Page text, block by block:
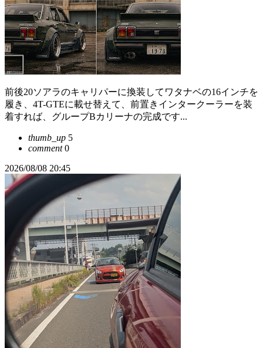
前後20ソアラのキャリパーに換装してワタナベの16インチを
履き、4T-GTEに載せ替えて、前置きインタークーラーを装
着すれば、グループBカリーナの完成です...
thumb_up 5
comment0
2026/08/08 20:45